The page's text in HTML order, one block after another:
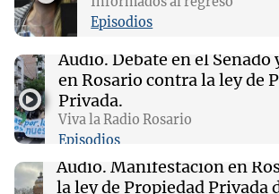
reprimió con gases y camiones
manifestantes
17:52 Consejos
Tendencias en decoración: lo
con fuerza en 2026
Episodios
Audio. Debate en el Senado
en Rosario contra la ley de
Privada.
Viva la Radio Rosario
Episodios
Audio. Manifestación en
la ley de Propiedad Privada